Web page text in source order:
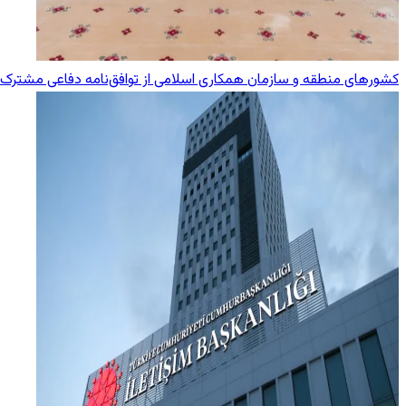
کشورهای منطقه و سازمان همکاری اسلامی از توافق‌نامه دفاعی